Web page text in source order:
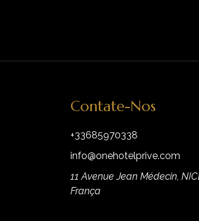
Contate-Nos
+33685970338
info@onehotelprive.com
11 Avenue Jean Médecin,
França